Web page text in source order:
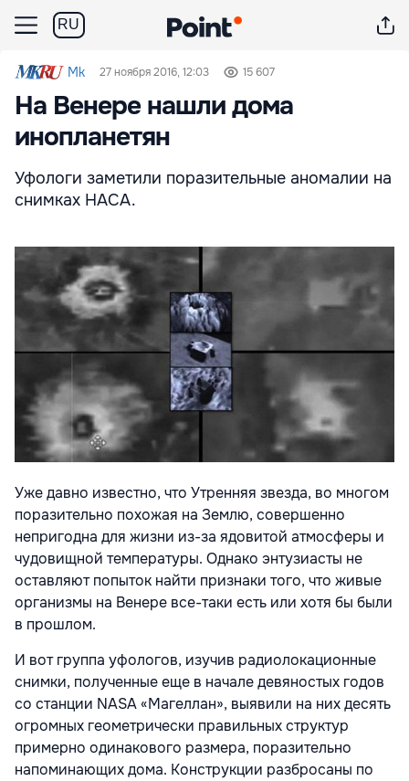
RU
Mk 27 ноября 2016, 12:03 15 607
На Венере нашли дома
инопланетян
Уфологи заметили поразительные аномалии на
снимках НАСА.
Уже давно известно, что Утренняя звезда, во многом
поразительно похожая на Землю, совершенно
непригодна для жизни из-за ядовитой атмосферы и
чудовищной температуры. Однако энтузиасты не
оставляют попыток найти признаки того, что живые
организмы на Венере все-таки есть или хотя бы были
в прошлом.
И вот группа уфологов, изучив радиолокационные
снимки, полученные еще в начале девяностых годов
со станции NASA «Магеллан», выявили на них десять
огромных геометрически правильных структур
примерно одинакового размера, поразительно
напоминающих дома. Конструкции разбросаны по